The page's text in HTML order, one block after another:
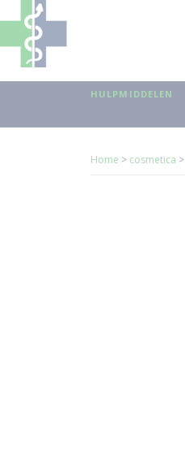
HULPMIDDELEN
Home > cosmetica >